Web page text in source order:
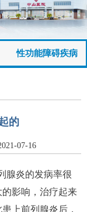
性功能障碍疾病
的
07-16
腺炎的发病率很
影响，治疗起来
上前列腺炎后，